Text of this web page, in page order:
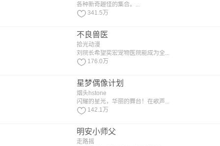
各种新奇趣怪的集合。...
341.5万
不良兽医
拾光动漫
刘院长希望奕宏宠物医院能成为全...
176.0万
星梦偶像计划
烟头hstone
闪耀的星光，华丽的舞台！在歌声...
142.1万
明安小师父
走路摇